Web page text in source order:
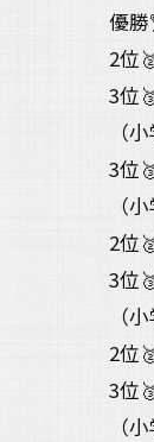
優
2位
3位
（
3位
（
2位
3位
（
2位
3位
（